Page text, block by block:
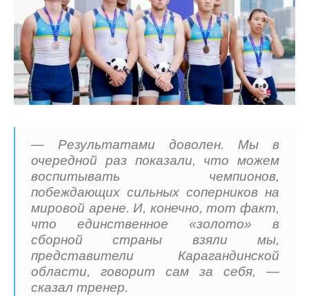
— Результатами доволен. Мы в
очередной раз показали, что можем
воспитывать чемпионов,
побеждающих сильных соперников на
мировой арене. И, конечно, тот факт,
что единственное «золото» в
сборной страны взяли мы,
представители Карагандинской
области, говорит сам за себя, —
сказал тренер.